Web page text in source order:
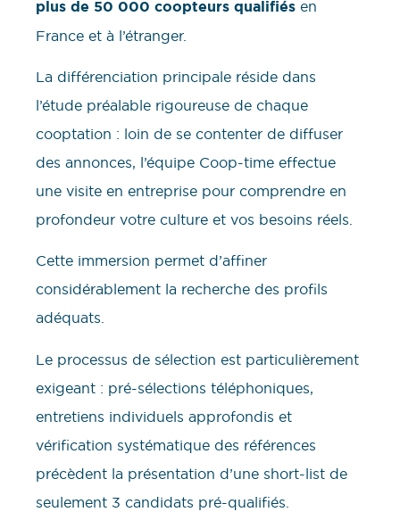
plus de 50 000 coopteurs qualifiés en
France et à l’étranger.
La différenciation principale réside dans
l’étude préalable rigoureuse de chaque
cooptation : loin de se contenter de diffuser
des annonces, l’équipe Coop-time effectue
une visite en entreprise pour comprendre en
profondeur votre culture et vos besoins réels.
Cette immersion permet d’affiner
considérablement la recherche des profils
adéquats.
Le processus de sélection est particulièrement
exigeant : pré-sélections téléphoniques,
entretiens individuels approfondis et
vérification systématique des références
précèdent la présentation d’une short-list de
seulement 3 candidats pré-qualifiés.